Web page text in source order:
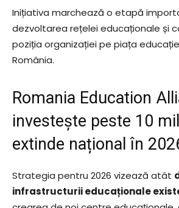
Inițiativa marchează o etapă
dezvoltarea rețelei educaționale și
poziția organizației pe piața
România.
Romania Education
investește peste 10
extinde național în
Strategia pentru 2026 vizează atât
infrastructurii educaționale